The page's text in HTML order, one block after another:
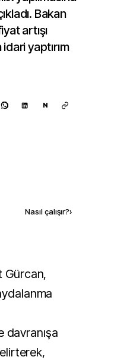
Bakan
artışı
yaptırım
N
Nasıl çalışır?›
davranışa